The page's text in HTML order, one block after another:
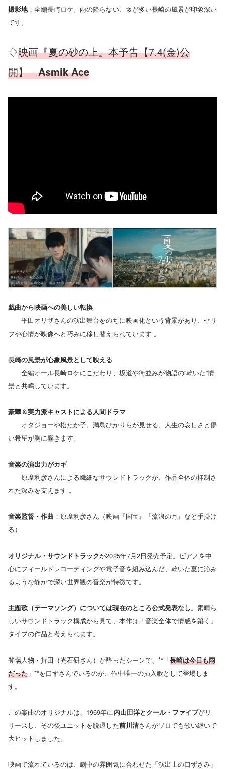
撮影地：全編長崎ロケ。雨の降らない、坂が多い長崎の風景が印象深い
です。
♢映画『夏の砂の上』本予告【7.4(金)公
開】Asmik Ace
戯曲から映画への美しい転換
平田オリザさんの演出舞台をのちに映画化という背景があり、セリ
フや心情が映像へと巧みに移し替えられています 。
長崎の風景が心象風景として映える
全編オール長崎ロケにこだわり、坂道や街並みが物語の“乾いた”情
景と共鳴しています。
豪華＆実力派キャストによる人間ドラマ
オダジョーや松たか子、満島ひかりらが見せる、人生の哀しさと儚
い希望が胸に響きます。
音楽の演出力がカギ
原摩利彦さんによる繊細なサウンドトラックが、作品全体の抑制さ
れた深みを支えます 。
音楽監督・作曲 ：原摩利彦さん（映画『国宝』『流浪の月』など手掛け
る）
オリジナル・サウンドトラックが2025年7月2日発売予定。ピアノを中
心にフィールドレコーディングや電子音を組み込んだ、乾いた夏に沁み
るような静かで深い世界観の音楽が特徴です。
主題歌（テーマソング）については現在のところ公式発表なし。素晴ら
しいサウンドトラック構成から見て、本作は「音楽全体で情感を築く」
タイプの作品と考えられます。
登場人物・持田（光石研さん）が酔ったシーンで、**「長崎は今日も雨
だった 」**を口ずさんでいるのが、作中唯一の挿入歌として登場しま
す。
この楽曲のオリジナルは、1969年に内山田洋とクール・ファイブがリ
リースし、その後ユニットを脱退した前川清さんがソロでも歌い継いで
大ヒットしました。
映画で流れているのは、劇中の雰囲気に合わせた「演出上の口ずさみ」